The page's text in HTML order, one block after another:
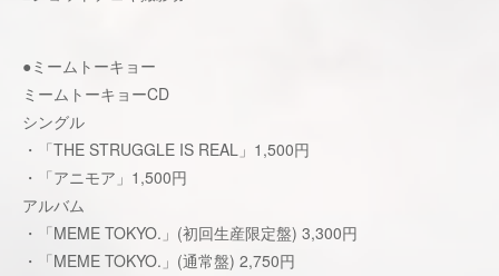
●ミームトーキョー
ミームトーキョーCD
シングル
・「THE STRUGGLE IS REAL」1,500円
・「アニモア」1,500円
アルバム
・「MEME TOKYO.」(初回生産限定盤) 3,300円
・「MEME TOKYO.」(通常盤) 2,750円